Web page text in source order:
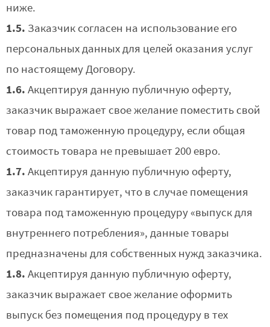
ниже.
1.5. Заказчик согласен на использование его
персональных данных для целей оказания услуг
по настоящему Договору.
1.6. Акцептируя данную публичную оферту,
заказчик выражает свое желание поместить свой
товар под таможенную процедуру, если общая
стоимость товара не превышает 200 евро.
1.7. Акцептируя данную публичную оферту,
заказчик гарантирует, что в случае помещения
товара под таможенную процедуру «выпуск для
внутреннего потребления», данные товары
предназначены для собственных нужд заказчика.
1.8. Акцептируя данную публичную оферту,
заказчик выражает свое желание оформить
выпуск без помещения под процедуру в тех